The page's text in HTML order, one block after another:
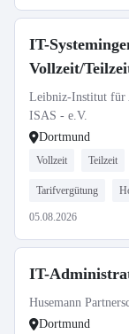
IT-
Vollzeit/
Leibniz-Institut für
ISAS - e.V.
Dortmund
Vollzeit Teilzeit
Tarifvergütung
05.08.2026
IT-
Husemann
Dortmund